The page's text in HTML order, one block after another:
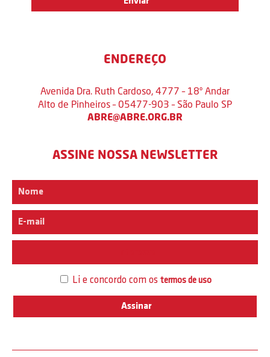
ENDEREÇO
Avenida Dra. Ruth Cardoso, 4777 – 18º Andar
Alto de Pinheiros – 05477-903 – São Paulo SP
ABRE@ABRE.ORG.BR
ASSINE NOSSA NEWSLETTER
Li e concordo com os termos de uso